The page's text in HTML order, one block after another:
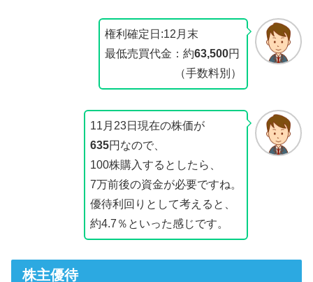
権利確定日:12月末
最低売買代金：約63,500円
（手数料別）
11月23日現在の株価が
635円なので、
100株購入するとしたら、
7万前後の資金が必要ですね。
優待利回りとして考えると、
約4.7％といった感じです。
株主優待